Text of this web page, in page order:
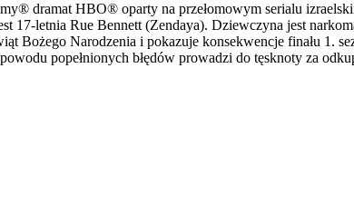
dramat HBO® oparty na przełomowym serialu
letnia Rue Bennett (Zendaya). Dziewczyna jest
Bożego Narodzenia i pokazuje konsekwencje finału 1.
popełnionych błędów prowadzi do tęsknoty za